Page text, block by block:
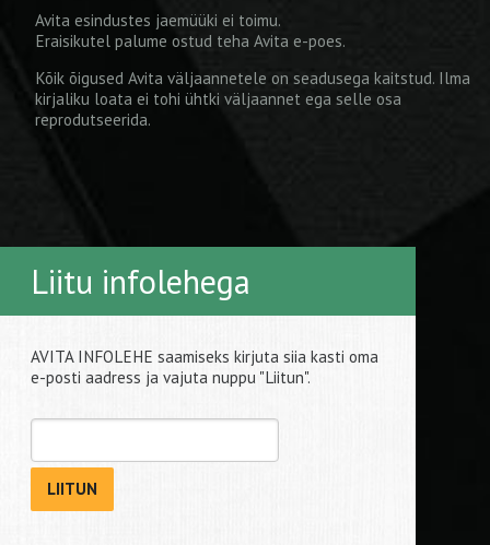
Avita esindustes jaemüüki ei toimu.
Eraisikutel palume ostud teha Avita e-poes.
Kõik õigused Avita väljaannetele on seadusega kaitstud. Ilma
kirjaliku loata ei tohi ühtki väljaannet ega selle osa
reprodutseerida.
Liitu infolehega
AVITA INFOLEHE saamiseks kirjuta siia kasti oma
e-posti aadress ja vajuta nuppu "Liitun".
LIITUN